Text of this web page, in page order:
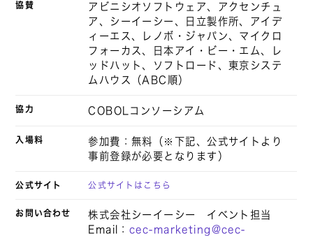
協賛
アビニシオソフトウェア、アクセンチュ
ア、シーイーシー、日立製作所、アイデ
ィーエス、レノボ・ジャパン、マイクロ
フォーカス、日本アイ・ビー・エム、レ
ッドハット、ソフトロード、東京システ
ムハウス（ABC順）
協力 COBOLコンソーシアム
入場料
参加費：無料（※下記、公式サイトより
事前登録が必要となります）
公式サイト 公式サイトはこちら
お問い合わせ
株式会社シーイーシー イベント担当
Email： cec-marketing@cec-